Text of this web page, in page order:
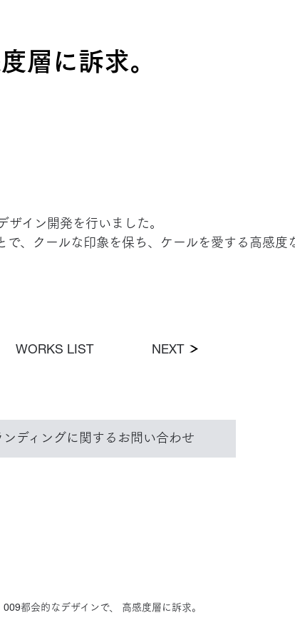
層に訴求。
イン開発を行いました。
、クールな印象を保ち、ケールを愛する高感度
WORKS LIST NEXT
ディングに関する お問い合わせ
009都会的なデザインで、 高感度層に訴求。